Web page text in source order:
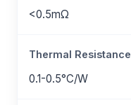
<0.5mΩ
Thermal Resistance
0.1-0.5°C/W